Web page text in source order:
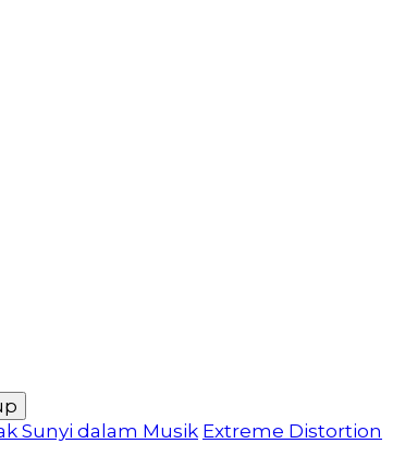
Sunyi dalam Musik Extreme Distortion